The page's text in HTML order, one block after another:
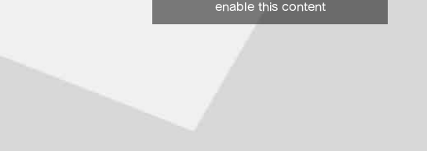
enable this content